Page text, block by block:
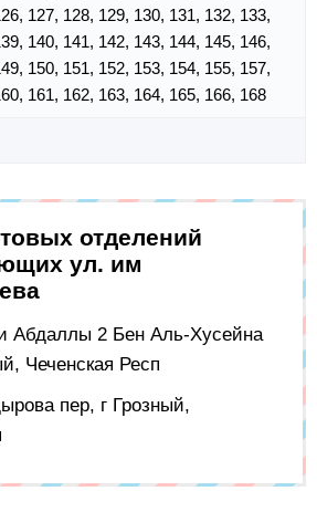
127, 128, 129, 130, 131, 132, 133,
140, 141, 142, 143, 144, 145, 146,
150, 151, 152, 153, 154, 155, 157,
161, 162, 163, 164, 165, 166, 168
отделений
ул. им
Абдаллы 2 Бен Аль-Хусейна
Чеченская Респ
пер, г Грозный,